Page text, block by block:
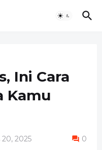
Ini Cara
Kamu
2025 0